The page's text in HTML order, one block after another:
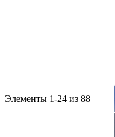
Элементы 1-24 из 88